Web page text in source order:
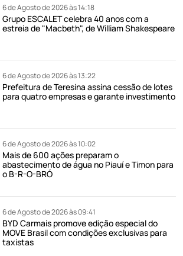
6 de Agosto de 2026 às 14:18
Grupo ESCALET celebra 40 anos com a
estreia de "Macbeth", de William Shakespeare
6 de Agosto de 2026 às 13:22
Prefeitura de Teresina assina cessão de lotes
para quatro empresas e garante investimento
6 de Agosto de 2026 às 10:02
Mais de 600 ações preparam o
abastecimento de água no Piauí e Timon para
o B-R-O-BRÓ
6 de Agosto de 2026 às 09:41
BYD Carmais promove edição especial do
MOVE Brasil com condições exclusivas para
taxistas